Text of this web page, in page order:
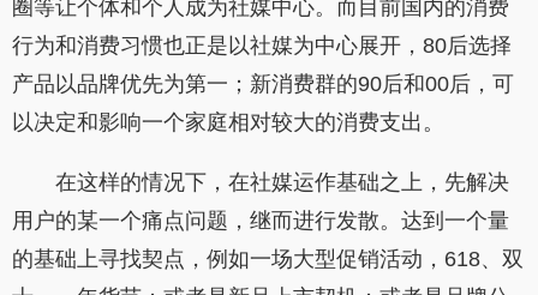
圈等让个体和个人成为社媒中心。而目前国内的消费
行为和消费习惯也正是以社媒为中心展开，80后选择
产品以品牌优先为第一；新消费群的90后和00后，可
以决定和影响一个家庭相对较大的消费支出。
在这样的情况下，在社媒运作基础之上，先解决
用户的某一个痛点问题，继而进行发散。达到一个量
的基础上寻找契点，例如一场大型促销活动，618、双